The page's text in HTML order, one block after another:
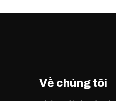
Về chúng tôi